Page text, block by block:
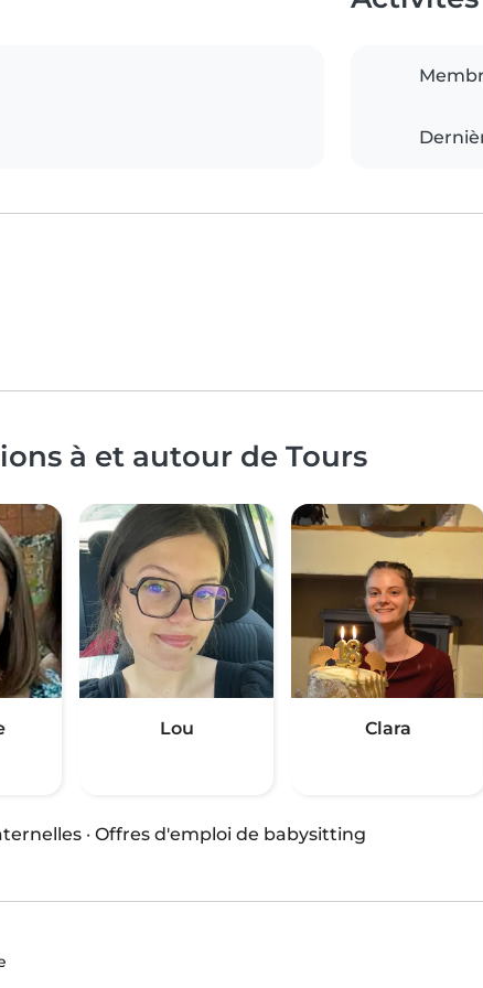
à et autour de Tours
Lou Clara
· Offres d'emploi de babysitting